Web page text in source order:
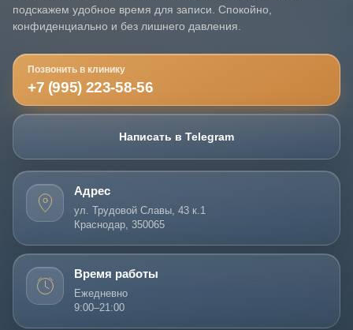
подскажем удобное время для записи. Спокойно,
конфиденциально и без лишнего давления.
Позвонить в клинику
+7 (995) 223-58-56
Написать в Telegram
Адрес
ул. Трудовой Славы, 43 к.1
Краснодар, 350065
Время работы
Ежедневно
9:00–21:00